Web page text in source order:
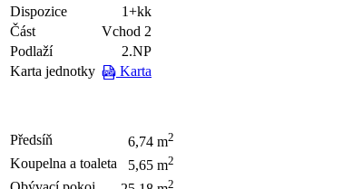
Dispozice
1+kk
Část
Vchod 2
Podlaží
2.NP
Karta jednotky
Karta
Předsíň 6,74 m2
Koupelna a toaleta 5,65 m2
2